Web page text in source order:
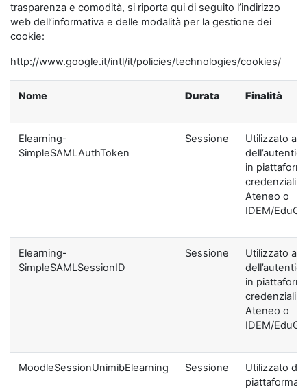
trasparenza e comodità, si riporta qui di seguito l’indirizzo
web dell’informativa e delle modalità per la gestione dei
cookie:
http://www.google.it/intl/it/policies/technologies/cookies/
Nome Durata Finalità
Elearning-
SimpleSAMLAuthToken
Sessione
Utilizzato ai
in
credenziali di
Ateneo o
IDEM/
Elearning-
SimpleSAMLSessionID
Sessione
Utilizzato ai
in
credenziali di
Ateneo o
IDEM/
MoodleSessionUnimibElearning Sessione
Utilizzato
piattaforma